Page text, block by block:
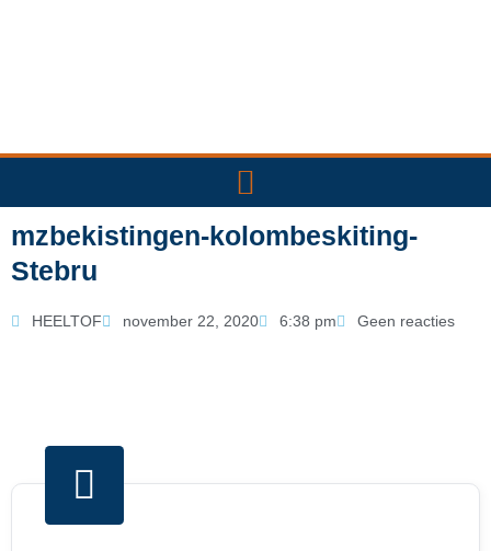
mzbekistingen-kolombeskiting-
Stebru
HEELTOF november 22, 2020 6:38 pm Geen reacties